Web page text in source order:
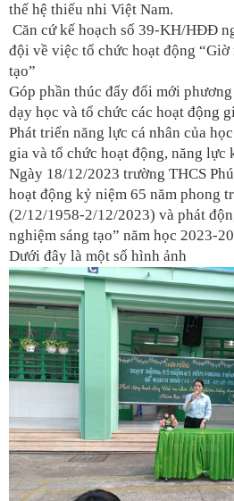
thế hệ thiếu nhi Việt Nam.
Căn cứ kế hoạch số 39-KH/HĐĐ
đội về việc tổ chức hoạt động
tạo”
Góp phần thúc đẩy đổi mới phương
dạy học và tổ chức các hoạt động
Phát triển năng lực cá nhân của
gia và tổ chức hoạt động, năng lực
Ngày 18/12/2023 trường THCS
hoạt động kỷ niệm 65 năm phong
(2/12/1958-2/12/2023) và phát
nghiệm sáng tạo” năm học 2023-
Dưới đây là một số hình ảnh